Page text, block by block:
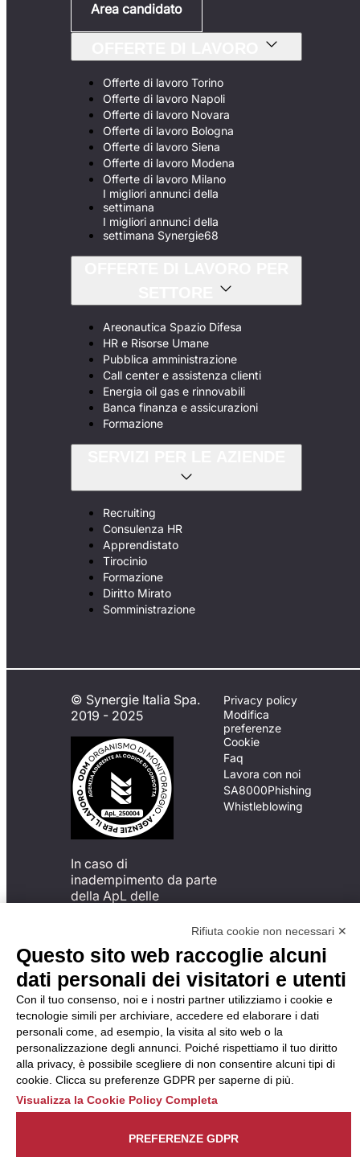
Area candidato
Offerte di lavoro Torino
Offerte di lavoro Napoli
Offerte di lavoro Novara
Offerte di lavoro Bologna
Offerte di lavoro Siena
Offerte di lavoro Modena
Offerte di lavoro Milano
I migliori annunci della
settimana
I migliori annunci della
settimana Synergie68
Areonautica Spazio Difesa
HR e Risorse Umane
Pubblica amministrazione
Call center e assistenza clienti
Energia oil gas e rinnovabili
Banca finanza e assicurazioni
Formazione
Recruiting
Consulenza HR
Apprendistato
Tirocinio
Formazione
Diritto Mirato
Somministrazione
© Synergie Italia Spa.
2019 - 2025
In caso di
inadempimento da parte
della ApL delle
del Codice di Condotta, è
possibile presentare un
reclamo
all’Organismo di
Monitoraggio utilizzando
una delle modalità
descritte al seguente
indirizzo web
https://odm-
agenzielavoro.it/reclami/ .
Privacy policy
Modifica
preferenze
Cookie
Faq
Lavora con noi
SA8000Phishing
Whistleblowing
Rifiuta cookie non necessari ✕
Questo sito web raccoglie alcuni
dati personali dei visitatori e utenti
Con il tuo consenso, noi e i nostri partner utilizziamo i cookie e
tecnologie simili per archiviare, accedere ed elaborare i dati
personali come, ad esempio, la visita al sito web o la
personalizzazione degli annunci. Poiché rispettiamo il tuo diritto
alla privacy, è possibile scegliere di non consentire alcuni tipi di
cookie. Clicca su preferenze GDPR per saperne di più.
Visualizza la Cookie Policy Completa
PREFERENZE GDPR